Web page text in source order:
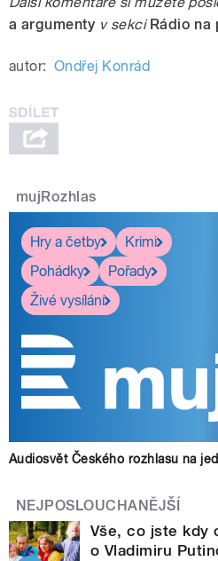
a argumenty v sekci Rádio na
autor: Ondřej Konrád
mujRozhlas
Hry a četby
Krimi
Pohádky
Pořady
Živé vysílání
Audiosvět Českého rozhlasu na
NEJPOSLOUCHANĚJŠÍ
Vše, co jste kdy
o Vladimiru